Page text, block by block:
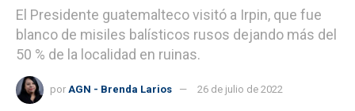
El Presidente guatemalteco visitó a Irpin, que fue
blanco de misiles balísticos rusos dejando más del
50 % de la localidad en ruinas.
por AGN - Brenda Larios 26 de julio de 2022